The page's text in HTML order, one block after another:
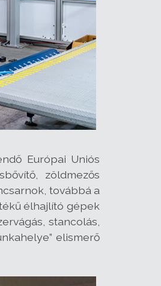
Európai Uniós
zöldmezős
továbbá a
élhajlító gépek
stancolás,
elismerő